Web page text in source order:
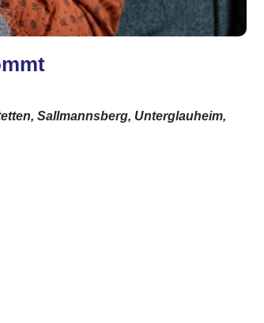
Sallmannsberg, Unterglauheim,